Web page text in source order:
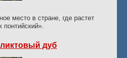
место в стране, где растет
понтийский».
дуб